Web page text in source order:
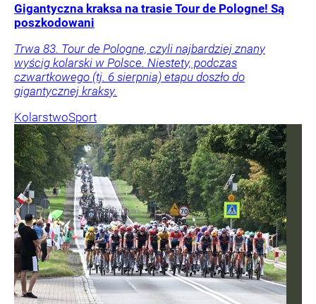
Gigantyczna kraksa na trasie Tour de Pologne! Są
poszkodowani
Trwa 83. Tour de Pologne, czyli najbardziej znany
wyścig kolarski w Polsce. Niestety, podczas
czwartkowego (tj. 6 sierpnia) etapu doszło do
gigantycznej kraksy.
KolarstwoSport